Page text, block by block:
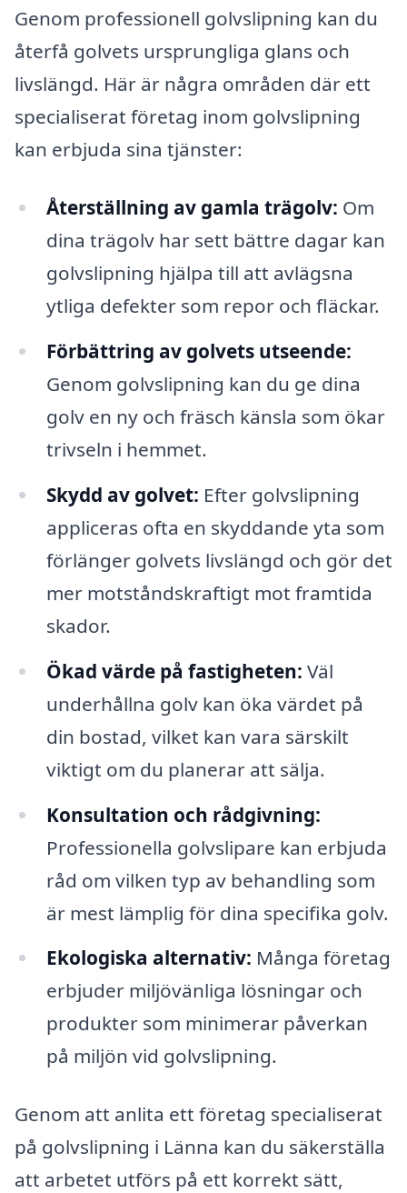
Genom professionell golvslipning kan du
återfå golvets ursprungliga glans och
livslängd. Här är några områden där ett
specialiserat företag inom golvslipning
kan erbjuda sina tjänster:
Återställning av gamla trägolv: Om
dina trägolv har sett bättre dagar kan
golvslipning hjälpa till att avlägsna
ytliga defekter som repor och fläckar.
Förbättring av golvets utseende:
Genom golvslipning kan du ge dina
golv en ny och fräsch känsla som ökar
trivseln i hemmet.
Skydd av golvet: Efter golvslipning
appliceras ofta en skyddande yta som
förlänger golvets livslängd och gör det
mer motståndskraftigt mot framtida
skador.
Ökad värde på fastigheten: Väl
underhållna golv kan öka värdet på
din bostad, vilket kan vara särskilt
viktigt om du planerar att sälja.
Konsultation och rådgivning:
Professionella golvslipare kan erbjuda
råd om vilken typ av behandling som
är mest lämplig för dina specifika golv.
Ekologiska alternativ: Många företag
erbjuder miljövänliga lösningar och
produkter som minimerar påverkan
på miljön vid golvslipning.
Genom att anlita ett företag specialiserat
på golvslipning i Länna kan du säkerställa
att arbetet utförs på ett korrekt sätt,